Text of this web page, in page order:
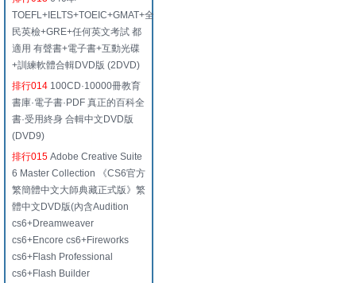
TOEFL+IELTS+TOEIC+GMAT+全
民英檢+GRE+任何英文考試 都
適用 有聲書+電子書+互動光碟
+訓練軟體合輯DVD版 (2DVD)
排行014 100CD·10000冊教育
書庫·電子書·PDF 真正的百科全
書·受用終身 合輯中文DVD版
(DVD9)
排行015 Adobe Creative Suite
6 Master Collection 《CS6官方
繁簡體中文大師典藏正式版》繁
體中文DVD版(內含Audition
cs6+Dreamweaver
cs6+Encore cs6+Fireworks
cs6+Flash Professional
cs6+Flash Builder